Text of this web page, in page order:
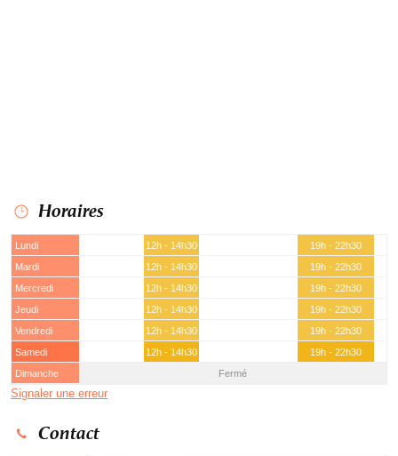
Horaires
Lundi 12h - 14h30
19h - 22h30
Mardi
12h - 14h30
19h - 22h30
Mercredi
12h - 14h30
19h - 22h30
Jeudi
12h - 14h30
19h - 22h30
Vendredi
12h - 14h30
19h - 22h30
Samedi
12h - 14h30
19h - 22h30
Dimanche
Fermé
Signaler une erreur
Contact